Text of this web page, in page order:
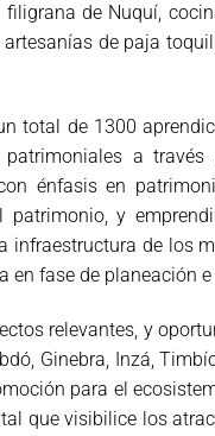
de Nuquí,
de paja
total de 1300
a
énfasis en
y
infraestructura de los
en fase de planeación
relevantes, y
Ginebra, Inzá,
para el
que visibilice los